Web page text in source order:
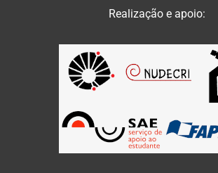
Realização e apoio: